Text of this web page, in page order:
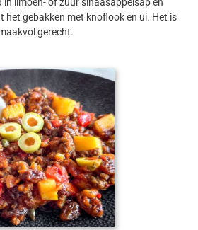
in limoen- of zuur sinaasappelsap en
het gebakken met knoflook en ui. Het is
gerecht.